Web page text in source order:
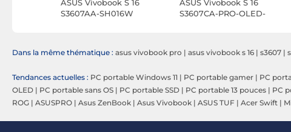
ASUS Vivobook S 16
S3607AA-SH016W
ASUS Vivobook S 16
S3607CA-PRO-OLED-
Dans la même thématique : asus vivobook pro | asus vivobook s 16 | s3607 |
Tendances actuelles : PC portable Windows 11 | PC portable gamer | PC
OLED | PC portable sans OS | PC portable SSD | PC portable 13 pouces | PC
ROG | ASUSPRO | Asus ZenBook | Asus Vivobook | ASUS TUF | Acer Swift |